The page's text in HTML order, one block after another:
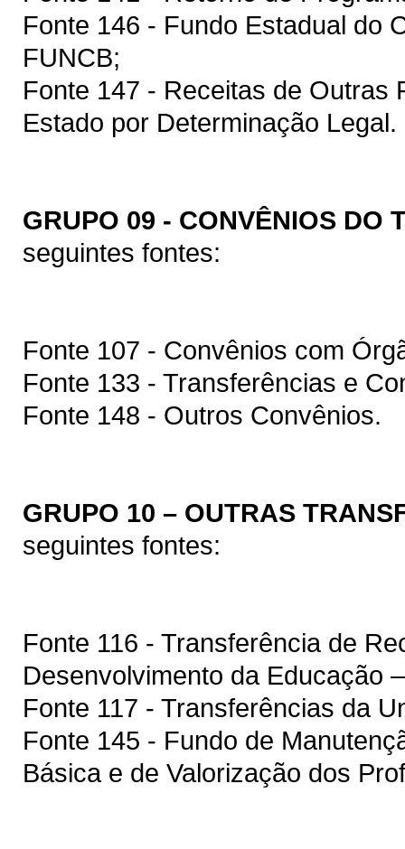
Fonte 146 - Fundo Estadual do
FUNCB;
Fonte 147 - Receitas de Outras
Estado por Determinação Legal.
GRUPO 09 - CONVÊNIOS DO
seguintes fontes:
Fonte 107 - Convênios com
Fonte 133 - Transferências e
Fonte 148 - Outros Convênios.
GRUPO 10 – OUTRAS
seguintes fontes:
Fonte 116 - Transferência de
Desenvolvimento da Educação
Fonte 117 - Transferências da
Fonte 145 - Fundo de
Básica e de Valorização dos